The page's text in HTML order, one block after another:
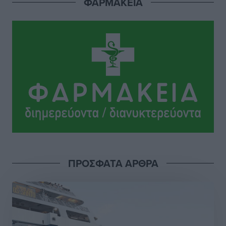
Αθλητικά• πριν 13 ώρες
Σι Τζέι Χάρις: «Να πανηγυρίσουμε πολλές νίκες μαζί»
Αθλητικά • πριν 13 ώρες
Ροδήλιος: Ο απολογισμός από το Πανελλήνιο
Πρωτάθλημα Πίστας
Αθλητικά• πριν 14 ώρες
Γ.Σ. Διαγόρας: Εντατική προετοιμασία και επιστροφή
ΠΡΟΣΦΑΤΑ ΑΡΘΡΑ